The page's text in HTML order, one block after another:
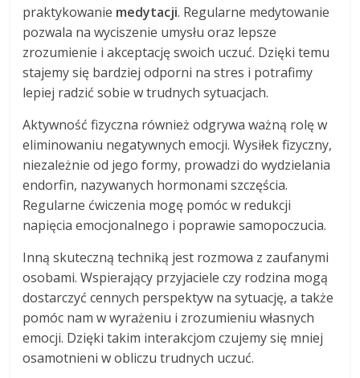
praktykowanie medytacji. Regularne medytowanie
pozwala na wyciszenie umysłu oraz lepsze
zrozumienie i akceptację swoich uczuć. Dzięki temu
stajemy się bardziej odporni na stres i potrafimy
lepiej radzić sobie w trudnych sytuacjach.
Aktywność fizyczna również odgrywa ważną rolę w
eliminowaniu negatywnych emocji. Wysiłek fizyczny,
niezależnie od jego formy, prowadzi do wydzielania
endorfin, nazywanych hormonami szczęścia.
Regularne ćwiczenia mogę pomóc w redukcji
napięcia emocjonalnego i poprawie samopoczucia.
Inną skuteczną techniką jest rozmowa z zaufanymi
osobami. Wspierający przyjaciele czy rodzina mogą
dostarczyć cennych perspektyw na sytuację, a także
pomóc nam w wyrażeniu i zrozumieniu własnych
emocji. Dzięki takim interakcjom czujemy się mniej
osamotnieni w obliczu trudnych uczuć.